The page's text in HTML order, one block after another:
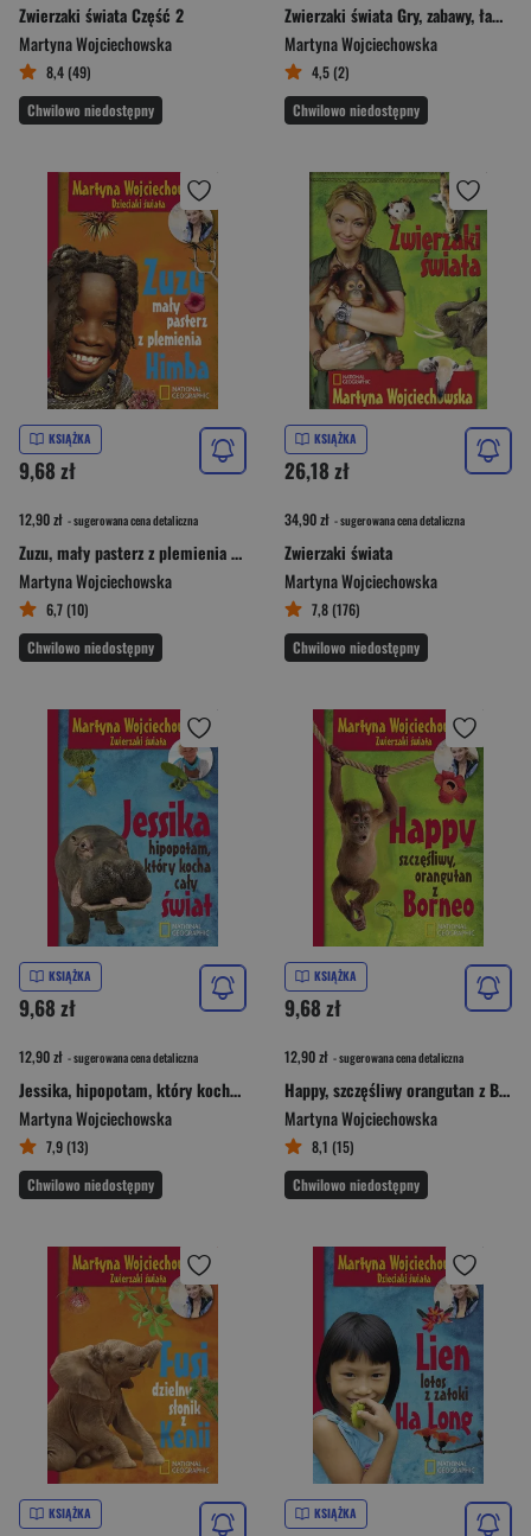
Zwierzaki świata Część 2
Martyna Wojciechowska
8,4 (49)
Chwilowo niedostępny
Zwierzaki świata Gry, zabawy, łamigłówki
Martyna Wojciechowska
4,5 (2)
Chwilowo niedostępny
KSIĄŻKA
9,68 zł
12,90 zł - sugerowana cena detaliczna
Zuzu, mały pasterz z plemienia Himba
Martyna Wojciechowska
6,7 (10)
Chwilowo niedostępny
KSIĄŻKA
26,18 zł
34,90 zł - sugerowana cena detaliczna
Zwierzaki świata
Martyna Wojciechowska
7,8 (176)
Chwilowo niedostępny
KSIĄŻKA
9,68 zł
12,90 zł - sugerowana cena detaliczna
Jessika, hipopotam, który kocha cały świat
Martyna Wojciechowska
7,9 (13)
Chwilowo niedostępny
KSIĄŻKA
9,68 zł
12,90 zł - sugerowana cena detaliczna
Happy, szczęśliwy orangutan z Borneo
Martyna Wojciechowska
8,1 (15)
Chwilowo niedostępny
KSIĄŻKA KSIĄŻKA